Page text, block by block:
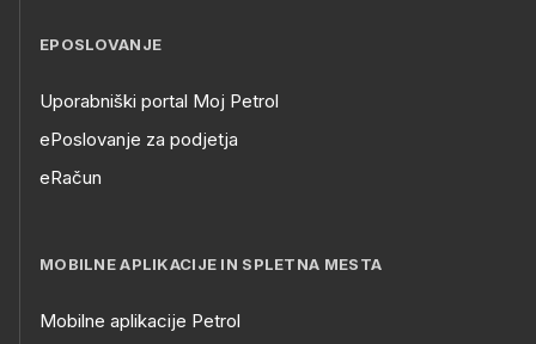
EPOSLOVANJE
Uporabniški portal Moj Petrol
ePoslovanje za podjetja
eRačun
MOBILNE APLIKACIJE IN SPLETNA MESTA
Mobilne aplikacije Petrol